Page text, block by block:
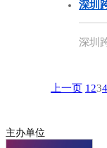
深圳
深圳
上一页 1234
主办单位